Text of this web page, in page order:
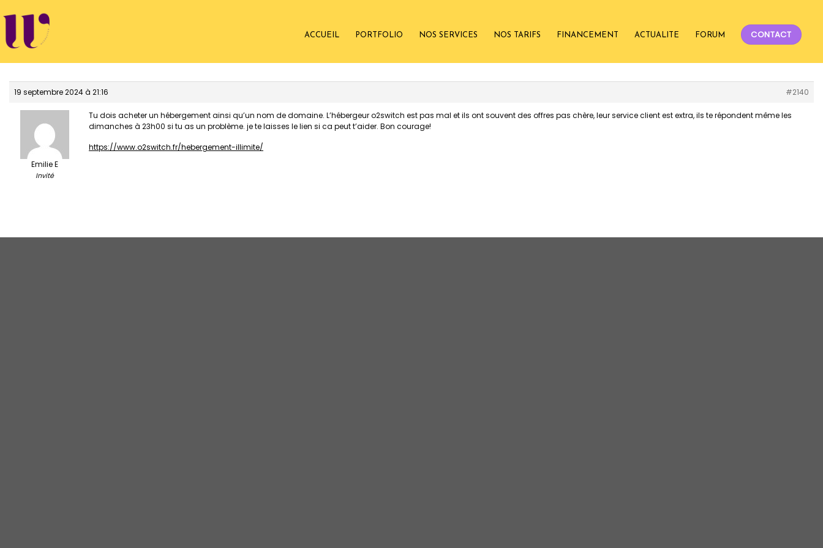
au
contenu
ACCUEIL PORTFOLIO NOS SERVICES NOS TARIFS FINANCEMENT ACTUALITE FORUM CONTACT
19 septembre 2024 à 21:16 #2140
Emilie E
Invité
Tu dois acheter un hébergement ainsi qu’un nom de domaine. L’hébergeur o2switch est pas mal et ils ont souvent des offres pas chère, leur service client est extra, ils te répondent même les
dimanches à 23h00 si tu as un problème. je te laisses le lien si ca peut t’aider. Bon courage!
https://www.o2switch.fr/hebergement-illimite/